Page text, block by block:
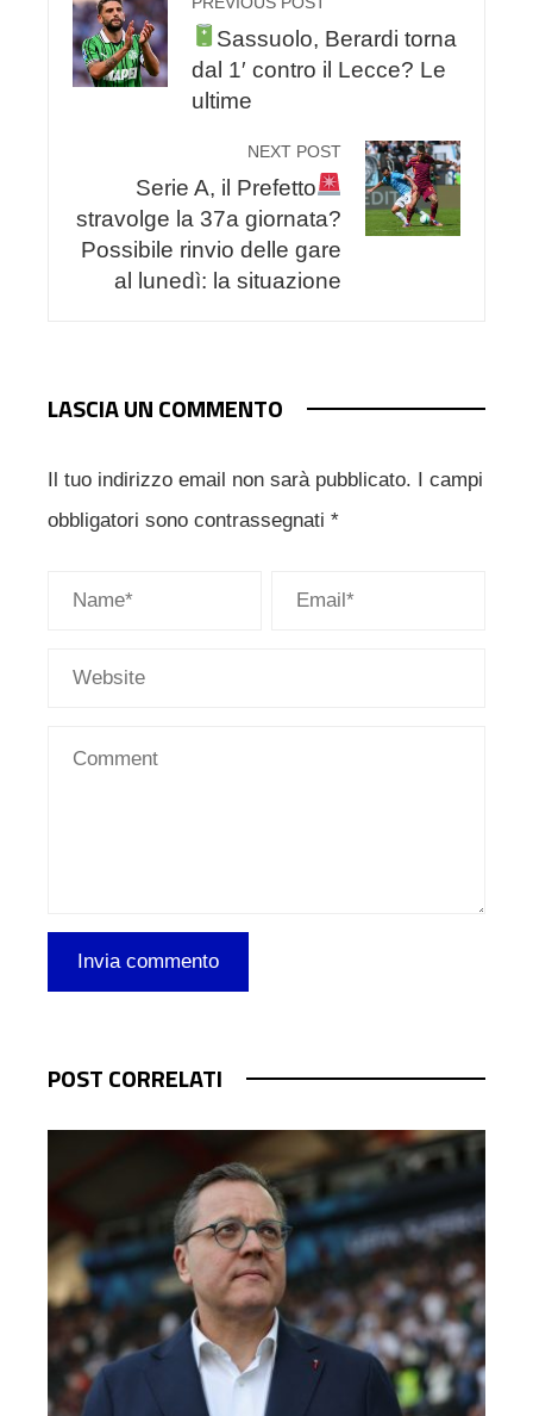
Sassuolo, Berardi torna
dal 1′ contro il Lecce? Le
ultime
NEXT POST
Serie A, il Prefetto
stravolge la 37a giornata?
Possibile rinvio delle gare
al lunedì: la situazione
LASCIA UN COMMENTO
Il tuo indirizzo email non sarà pubblicato.
I campi
obbligatori sono contrassegnati *
POST CORRELATI